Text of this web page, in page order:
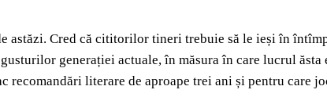
astăzi. Cred că cititorilor tineri trebuie să le ieși în
generației actuale, în măsura în care lucrul ăsta
literare de aproape trei ani și pentru care